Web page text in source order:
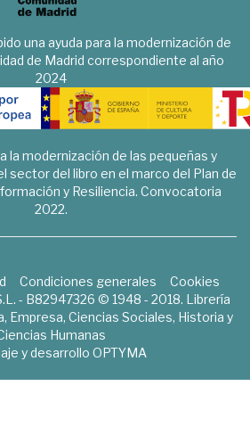
una ayuda para la modernización de
de Madrid correspondiente al año
2024
la modernización de las pequeñas y
sector del libro en el marco del Plan de
y Resiliencia. Convocatoria
2022.
Condiciones generales
Cookies
- B82947326 © 1948 - 2018. Librería
Empresa, Ciencias Sociales, Historia y
Humanas
y desarrollo OPTYMA